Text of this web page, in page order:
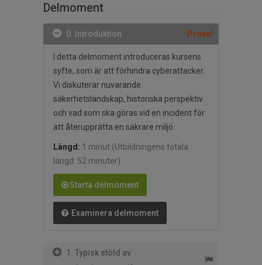
Delmoment
0. Introduktion Prova!
I detta delmoment introduceras kursens
syfte, som är att förhindra cyberattacker.
Vi diskuterar nuvarande
säkerhetslandskap, historiska perspektiv
och vad som ska göras vid en incident för
att återupprätta en säkrare miljö.
Längd: 1 minut (Utbildningens totala
längd: 52 minuter)
Starta delmoment
Examinera delmoment
1. Typisk stöld av